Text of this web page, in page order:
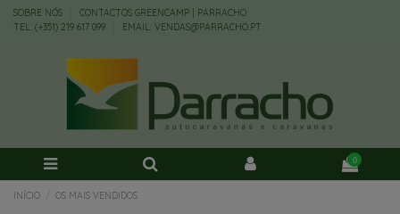
SOBRE NÓS
CONTACTOS GREENCAMP | PARRACHO
TEL: (+351) 219 617 099
EMAIL: VENDAS@PARRACHO.PT
0
INÍCIO OS MAIS VENDIDOS